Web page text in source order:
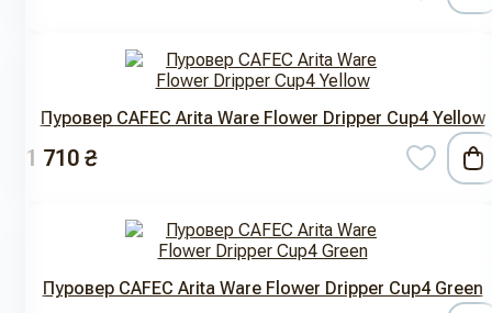
Пуровер CAFEC Arita Ware Flower Dripper Cup4 Yellow
1 710 ₴
Пуровер CAFEC Arita Ware Flower Dripper Cup4 Green